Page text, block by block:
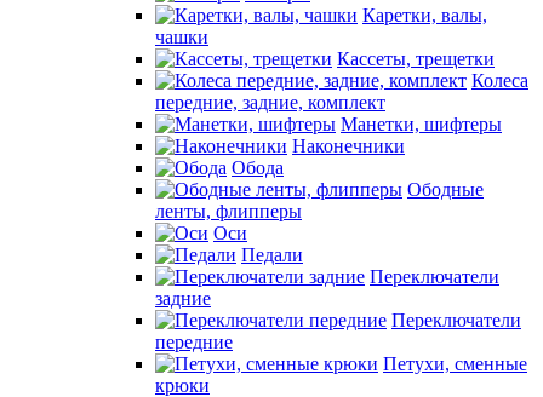
Каретки, валы,
чашки
Кассеты, трещетки
Колеса
передние, задние, комплект
Манетки, шифтеры
Наконечники
Обода
Ободные
ленты, флипперы
Оси
Педали
Переключатели
задние
Переключатели
передние
Петухи, сменные
крюки